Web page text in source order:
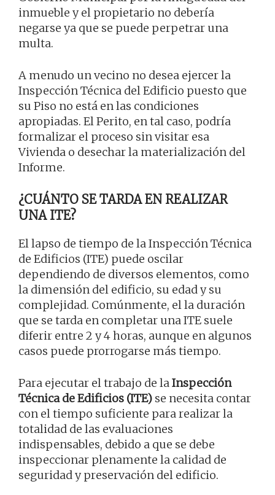
inmueble y el propietario no debería
negarse ya que se puede perpetrar una
multa.
A menudo un vecino no desea ejercer la
Inspección Técnica del Edificio puesto que
su Piso no está en las condiciones
apropiadas. El Perito, en tal caso, podría
formalizar el proceso sin visitar esa
Vivienda o desechar la materialización del
Informe.
¿CUÁNTO SE TARDA EN REALIZAR
UNA ITE?
El lapso de tiempo de la Inspección Técnica
de Edificios (ITE) puede oscilar
dependiendo de diversos elementos, como
la dimensión del edificio, su edad y su
complejidad. Comúnmente, el la duración
que se tarda en completar una ITE suele
diferir entre 2 y 4 horas, aunque en algunos
casos puede prorrogarse más tiempo.
Para ejecutar el trabajo de laInspección
Técnica de Edificios (ITE) se necesita contar
con el tiempo suficiente para realizar la
totalidad de las evaluaciones
indispensables, debido a que se debe
inspeccionar plenamente la calidad de
seguridad y preservación del edificio.